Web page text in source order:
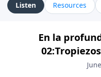
Listen Resources
En la